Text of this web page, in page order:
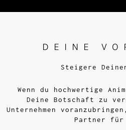
DEINE
Steigere
Wenn du hochwertige
Deine Botschaft zu
Unternehmen
Partner für